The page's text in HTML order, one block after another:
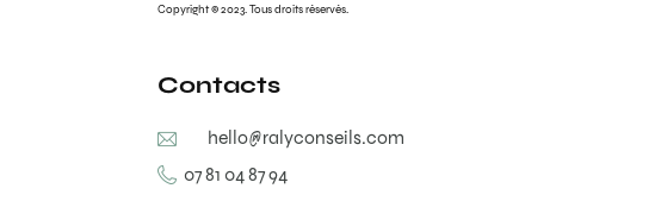
Copyright © 2023. Tous droits réservés.
Contacts
hello@ralyconseils.com
07 81 04 87 94